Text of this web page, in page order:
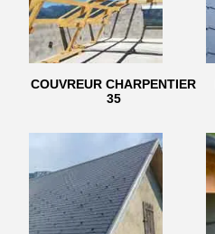
COUVREUR CHARPENTIER
35